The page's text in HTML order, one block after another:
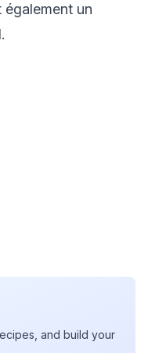
un
and build your